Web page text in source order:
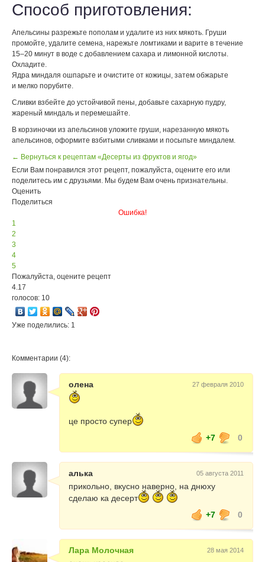
Способ приготовления:
Апельсины разрежьте пополам и удалите из них мякоть. Груши
промойте, удалите семена, нарежьте ломтиками и варите в течение
15–20 минут в воде с добавлением сахара и лимонной кислоты.
Охладите.
Ядра миндаля ошпарьте и очистите от кожицы, затем обжарьте
и мелко порубите.
Сливки взбейте до устойчивой пены, добавьте сахарную пудру,
жареный миндаль и перемешайте.
В корзиночки из апельсинов уложите груши, нарезанную мякоть
апельсинов, оформите взбитыми сливками и посыпьте миндалем.
← Вернуться к рецептам «Десерты из фруктов и ягод»
Если Вам понравился этот рецепт, пожалуйста, оцените его или
поделитесь им с друзьями. Мы будем Вам очень признательны.
Оценить
Поделиться
Ошибка!
1
2
3
4
5
Пожалуйста, оцените рецепт
4.17
голосов: 10
Уже поделились: 1
Комментарии (4):
олена 27 февраля 2010
це просто супер
+7
0
алька 05 августа 2011
прикольно, вкусно наверно, на днюху
сделаю ка десерт
+7
0
Лара Молочная 28 мая 2014